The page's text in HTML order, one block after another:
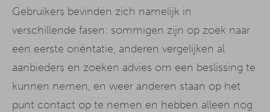
Gebruikers bevinden zich namelijk in
verschillende fasen: sommigen zijn op zoek naar
een eerste oriëntatie, anderen vergelijken al
aanbieders en zoeken advies om een beslissing te
kunnen nemen, en weer anderen staan op het
punt contact op te nemen en hebben alleen nog